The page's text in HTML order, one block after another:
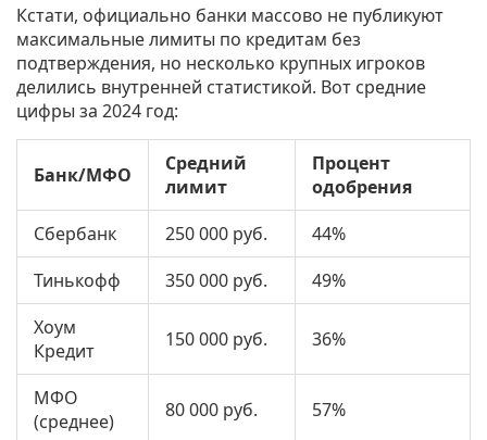
Кстати, официально банки массово не публикуют
максимальные лимиты по кредитам без
подтверждения, но несколько крупных игроков
делились внутренней статистикой. Вот средние
цифры за 2024 год:
Банк/МФО
Средний
лимит
Процент
одобрения
Сбербанк
250 000 руб.
44%
Тинькофф
350 000 руб.
49%
Хоум
Кредит
150 000 руб. 36%
МФО
(среднее)
80 000 руб. 57%